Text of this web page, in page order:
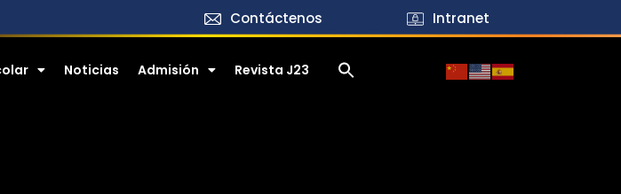
Contáctenos Intranet
Noticias ​​Admisión Revista J23